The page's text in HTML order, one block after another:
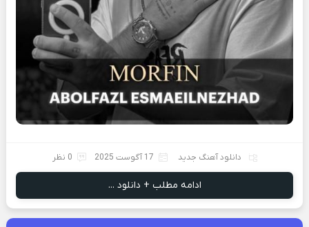
دانلود آهنگ جدید 17 آگوست 2025 0 نظر
ادامه مطلب + دانلود ...